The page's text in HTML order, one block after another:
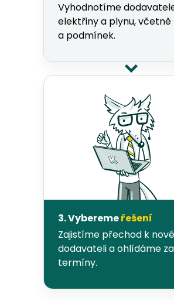
Vyhodnotíme
elektřiny a plynu, včetně
a podmínek.
3. Vyberemeřešení
Zajistíme přechod k
dodavateli a ohlídáme
termíny.